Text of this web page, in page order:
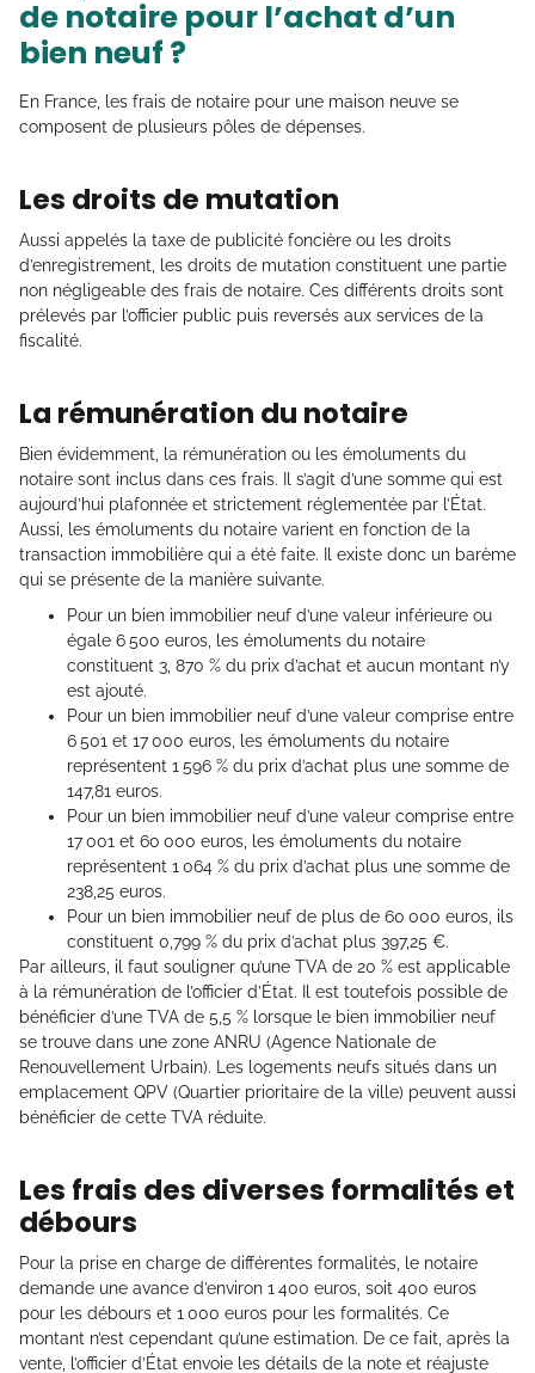
de notaire pour l’achat d’un
bien neuf ?
En France, les frais de notaire pour une maison neuve se
composent de plusieurs pôles de dépenses.
Les droits de mutation
Aussi appelés la taxe de publicité foncière ou les droits
d’enregistrement, les droits de mutation constituent une partie
non négligeable des frais de notaire. Ces différents droits sont
prélevés par l’officier public puis reversés aux services de la
fiscalité.
La rémunération du notaire
Bien évidemment, la rémunération ou les émoluments du
notaire sont inclus dans ces frais. Il s’agit d’une somme qui est
aujourd’hui plafonnée et strictement réglementée par l’État.
Aussi, les émoluments du notaire varient en fonction de la
transaction immobilière qui a été faite. Il existe donc un barème
qui se présente de la manière suivante.
Pour un bien immobilier neuf d’une valeur inférieure ou
égale 6 500 euros, les émoluments du notaire
constituent 3, 870 % du prix d’achat et aucun montant n’y
est ajouté.
Pour un bien immobilier neuf d’une valeur comprise entre
6 501 et 17 000 euros, les émoluments du notaire
représentent 1 596 % du prix d’achat plus une somme de
147,81 euros.
Pour un bien immobilier neuf d’une valeur comprise entre
17 001 et 60 000 euros, les émoluments du notaire
représentent 1 064 % du prix d’achat plus une somme de
238,25 euros.
Pour un bien immobilier neuf de plus de 60 000 euros, ils
constituent 0,799 % du prix d’achat plus 397,25 €.
Par ailleurs, il faut souligner qu’une TVA de 20 % est applicable
à la rémunération de l’officier d’État. Il est toutefois possible de
bénéficier d’une TVA de 5,5 % lorsque le bien immobilier neuf
se trouve dans une zone ANRU (Agence Nationale de
Renouvellement Urbain). Les logements neufs situés dans un
emplacement QPV (Quartier prioritaire de la ville) peuvent aussi
bénéficier de cette TVA réduite.
Les frais des diverses formalités et
débours
Pour la prise en charge de différentes formalités, le notaire
demande une avance d’environ 1 400 euros, soit 400 euros
pour les débours et 1 000 euros pour les formalités. Ce
montant n’est cependant qu’une estimation. De ce fait, après la
vente, l’officier d’État envoie les détails de la note et réajuste